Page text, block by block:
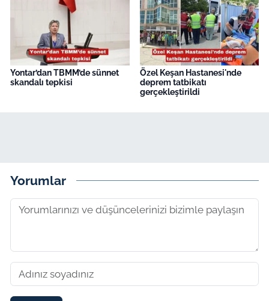
Yontar’dan TBMM’de sünnet
skandalı tepkisi
Özel Keşan Hastanesi'nde
deprem tatbikatı
gerçekleştirildi
Yorumlar